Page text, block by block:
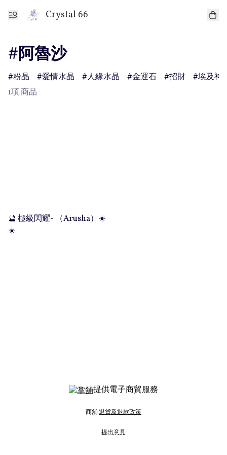
Crystal 66
#阿魯沙
粉晶 愛情水晶 人緣水晶 金運石 招財
埃及神
1項 商品
🔮 極級閃耀- （Arusha）☀️
☀️
提供電子商貿服務
商舖退貨及退款政策
提出意見